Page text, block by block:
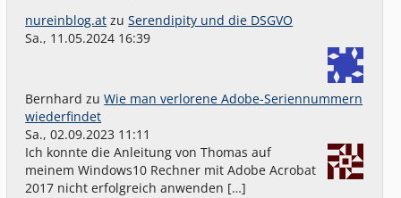
nureinblog.at zuSerendipity und die DSGVO
Sa., 11.05.2024 16:39
Bernhard zuWie man verlorene Adobe-Seriennummern
wiederfindet
Sa., 02.09.2023 11:11
Ich konnte die Anleitung von Thomas auf
meinem Windows10 Rechner mit Adobe Acrobat
2017 nicht erfolgreich anwenden […]